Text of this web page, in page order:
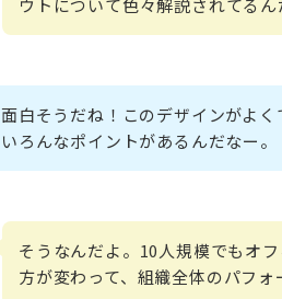
ウトについて色々解説されてるん
面白そうだね！このデザインがよく
いろんなポイントがあるんだなー。
そうなんだよ。10人規模でもオ
方が変わって、組織全体のパフォ